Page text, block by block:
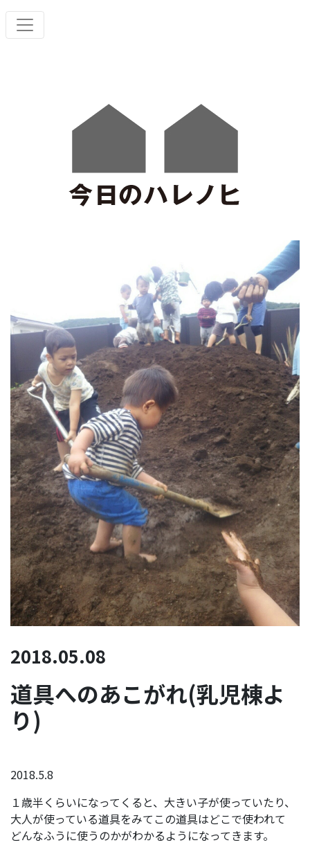
2018.05.08
道具へのあこがれ(乳児棟よ
り)
2018.5.8
１歳半くらいになってくると、大きい子が使っていたり、
大人が使っている道具をみてこの道具はどこで使われて
どんなふうに使うのかがわかるようになってきます。